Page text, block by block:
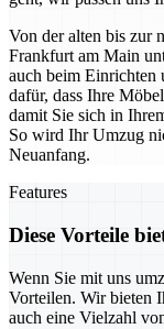
Von der alten bis zur
Frankfurt am Main
auch beim Einrichten
dafür, dass Ihre
damit Sie sich in
So wird Ihr Umzug
Neuanfang.
Features
Diese Vorteile
Wenn Sie mit uns
Vorteilen. Wir bieten
auch eine Vielzahl